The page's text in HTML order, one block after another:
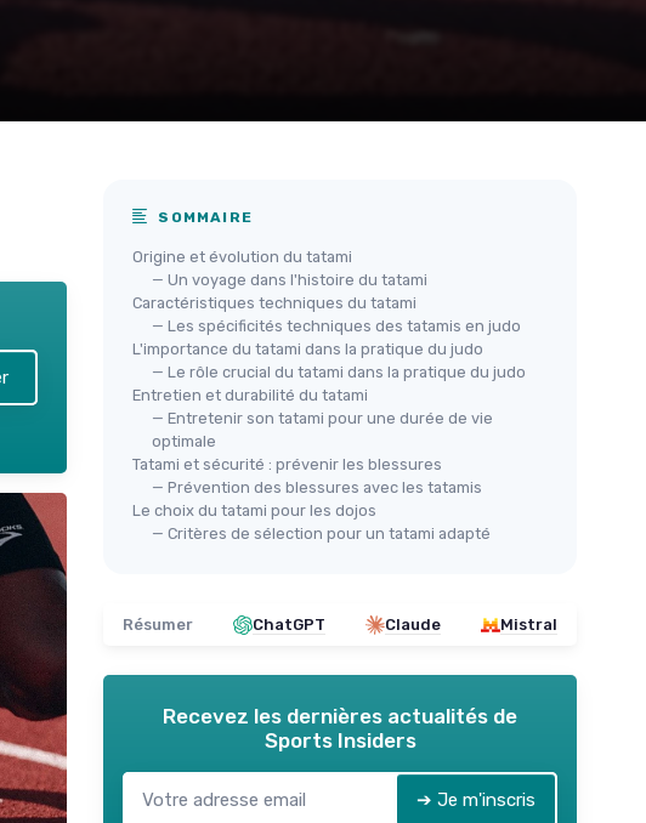
SOMMAIRE
Origine et évolution du tatami
— Un voyage dans l'histoire du tatami
Caractéristiques techniques du tatami
— Les spécificités techniques des tatamis en judo
L'importance du tatami dans la pratique du judo
— Le rôle crucial du tatami dans la pratique du judo
Entretien et durabilité du tatami
— Entretenir son tatami pour une durée de vie
optimale
Tatami et sécurité : prévenir les blessures
— Prévention des blessures avec les tatamis
Le choix du tatami pour les dojos
— Critères de sélection pour un tatami adapté
Résumer ChatGPT Claude Mistral
Recevez les dernières actualités de
Sports Insiders
➔ Je m'inscris